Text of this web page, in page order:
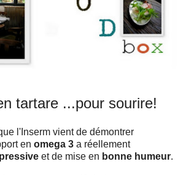
tartare ...pour sourire!
l'Inserm vient de démontrer
en omega 3 a réellement
et de mise en bonne humeur.